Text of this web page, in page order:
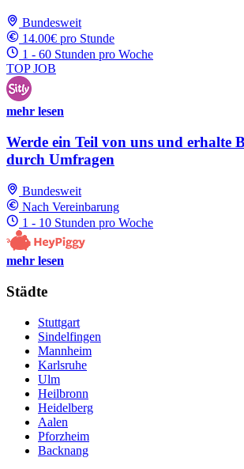
Bundesweit
14.00€ pro Stunde
1 - 60 Stunden pro Woche
TOP JOB
mehr lesen
Werde ein Teil von uns und erhalte
durch Umfragen
Bundesweit
Nach Vereinbarung
1 - 10 Stunden pro Woche
mehr lesen
Städte
Stuttgart
Sindelfingen
Mannheim
Karlsruhe
Ulm
Heilbronn
Heidelberg
Aalen
Pforzheim
Backnang